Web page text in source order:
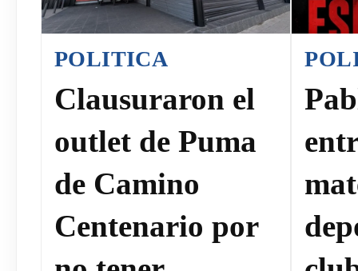
POLITICA
Clausuraron el
outlet de Puma
de Camino
Centenario por